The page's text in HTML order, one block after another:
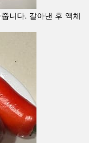
니다. 갈아낸 후 액체